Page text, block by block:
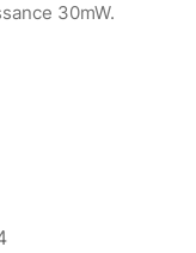
30mW.
et kit